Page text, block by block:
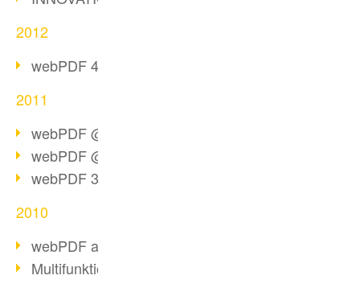
2012
webPDF 4.0 steht zur Verfügung!
2011
webPDF @ DMS EXPO Resümee
webPDF @ DMS Expo 2011
webPDF 3.0 steht bereit!
2010
webPDF als 64bit-Edition
Multifunktionswerkzeug webPDF 2.0